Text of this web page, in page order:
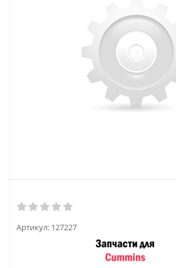
Артикул: 127227